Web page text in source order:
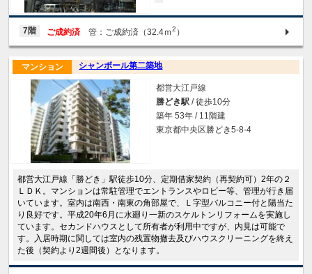
7階 ご成約済 管：ご成約済（32.4ｍ2 ）
シャンボール第二築地
マンション
都営大江戸線
勝どき駅 / 徒歩10分
築年 53年 / 11階建
東京都中央区勝どき5-8-4
都営大江戸線「勝どき」駅徒歩10分、定期借家契約（再契約可）2年の２
ＬＤＫ。マンションは常駐管理でエントランスやロビー等、管理が行き届
いています。室内は南西・南東の角部屋で、Ｌ字型バルコニー付と陽当た
り良好です。平成20年6月に水廻り一新のスケルトンリフォームを実施し
ています。セカンドハウスとして所有者が利用中ですが、内見は可能で
す。入居時期に関しては室内の残置物撤去及びハウスクリーニングを終え
た後（契約より2週間後）となります。